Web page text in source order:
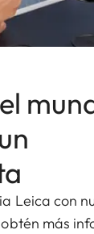
Leica con
más